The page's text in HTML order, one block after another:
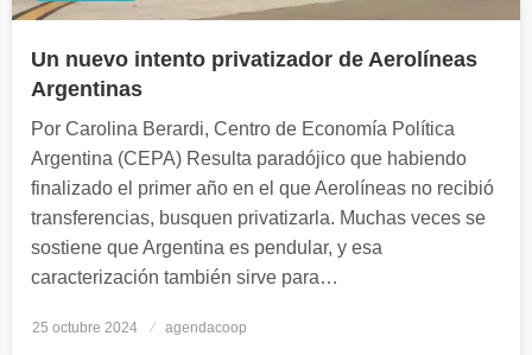
Un nuevo intento privatizador de Aerolíneas
Argentinas
Por Carolina Berardi, Centro de Economía Política
Argentina (CEPA) Resulta paradójico que habiendo
finalizado el primer año en el que Aerolíneas no recibió
transferencias, busquen privatizarla. Muchas veces se
sostiene que Argentina es pendular, y esa
caracterización también sirve para…
Publicado
25 octubre 2024 agendacoop